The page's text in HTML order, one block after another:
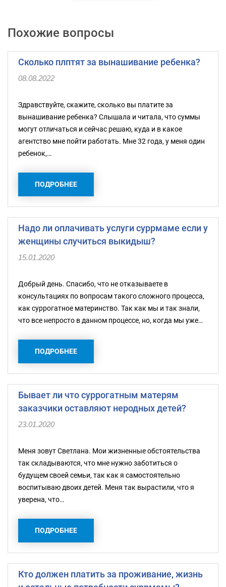
Похожие вопросы
Сколько плптят за вынашивание ребенка?
08.08.2022
Здравствуйте, скажите, сколько вы платите за
вынашивание ребенка? Слышала и читала, что суммы
могут отличаться и сейчас решаю, куда и в какое
агентство мне пойти работать. Мне 32 года, у меня один
ребенок,…
ПОДРОБНЕЕ
Надо ли оплачивать услуги суррмаме если у
женщины случиться выкидыш?
15.01.2020
Добрый день. Спасибо, что не отказываете в
консультациях по вопросам такого сложного процесса,
как суррогатное материнство. Так как мы и так знали,
что все непросто в данном процессе, но, когда мы уже…
ПОДРОБНЕЕ
Бывает ли что суррогатным матерям
заказчики оставляют неродных детей?
23.01.2020
Меня зовут Светлана. Мои жизненные обстоятельства
так складываются, что мне нужно заботиться о
будущем своей семьи, так как я самостоятельно
воспитываю двоих детей. Меня так вырастили, что я
уверена, что…
ПОДРОБНЕЕ
Кто должен платить за проживание, жизнь